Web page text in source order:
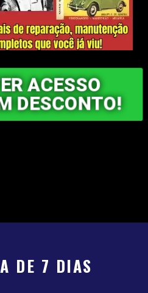
ACESSO
DESCONTO!
DE 7 DIAS